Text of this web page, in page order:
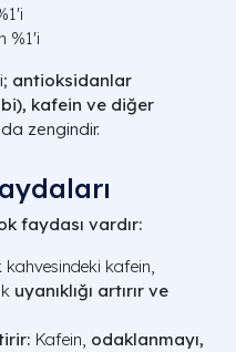
%1'i
antioksidanlar
kafein ve diğer
da zengindir.
faydası vardır:
kahvesindeki kafein,
uyanıklığı artırır ve
Kafein, odaklanmayı,